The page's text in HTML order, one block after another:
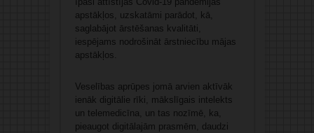
apstākļos, uzskatāmi parādot, kā,
saglabājot ārstēšanas kvalitāti,
iespējams nodrošināt ārstniecību mājas
apstākļos.
Veselības aprūpes jomā arvien aktīvāk
ienāk digitālie rīki, mākslīgais intelekts
un telemedicīna, un tas nozīmē, ka,
pieaugot digitālajām prasmēm, daudzi